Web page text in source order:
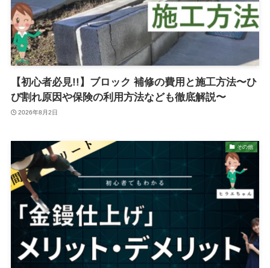
【初心者必見!!】ブロック 補修の費用と施工方法〜ひ
び割れ原因や保険の利用方法なども徹底解説〜
2026年8月2日
その他